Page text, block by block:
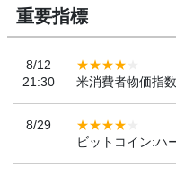
重要指標
8/12
21:30
米消費者物価指
8/29
ビットコイン:ハ